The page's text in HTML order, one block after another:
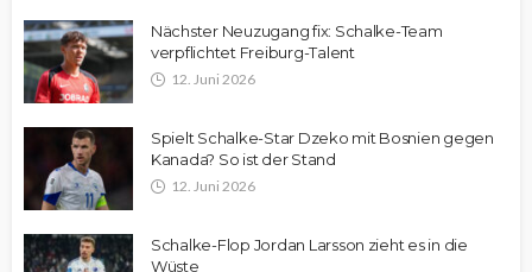
Nächster Neuzugang fix: Schalke-Team
verpflichtet Freiburg-Talent
12. Juni 2026
Spielt Schalke-Star Dzeko mit Bosnien gegen
Kanada? So ist der Stand
12. Juni 2026
Schalke-Flop Jordan Larsson zieht es in die
Wüste